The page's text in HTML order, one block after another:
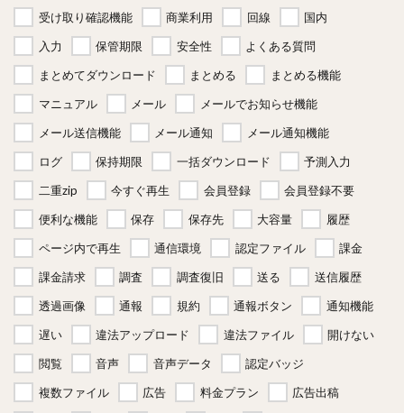
受け取り確認機能
商業利用 回線
国内
入力
保管期限 安全性
よくある質問
まとめてダウンロード
まとめる
まとめる機能
マニュアル
メール
メールでお知らせ機能
メール送信機能
メール通知
メール通知機能
ログ
保持期限 一括ダウンロード
予測入力
二重zip
今すぐ再生 会員登録
会員登録不要
便利な機能
保存 保存先 大容量
履歴
ページ内で再生
通信環境 認定ファイル
課金
課金請求
調査 調査復旧 送る
送信履歴
透過画像
通報 規約 通報ボタン
通知機能
遅い
違法アップロード 違法ファイル
開けない
閲覧
音声 音声データ
認定バッジ
複数ファイル
広告 料金プラン
広告出稿